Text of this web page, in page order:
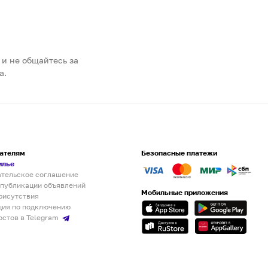
не общайтесь за
соглашение
объявлений
по подключению
в Telegram
Безопасные платежи
Мобильные приложения